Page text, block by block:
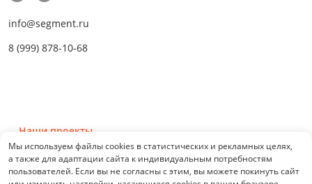
info@segment.ru
8 (999) 878-10-68
Наши проекты
Мы используем файлы cookies в статистических и рекламных целях,
а также для адаптации сайта к индивидуальным потребностям
пользователей. Если вы не согласны с этим, вы можете покинуть сайт